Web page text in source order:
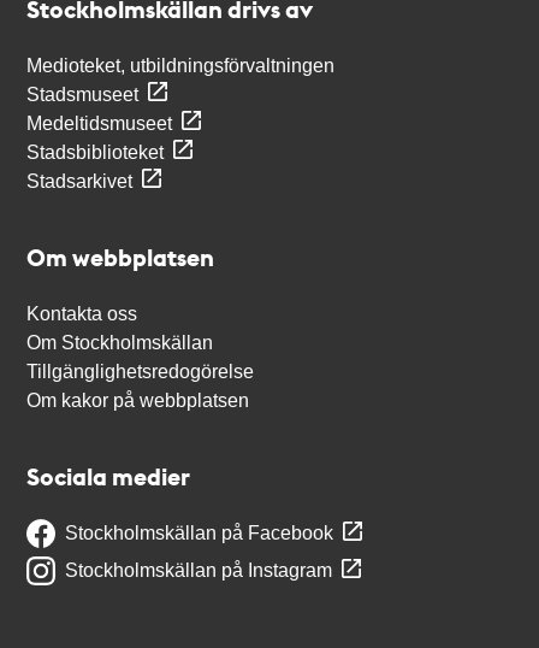
Stockholmskällan drivs av
Medioteket, utbildningsförvaltningen
Stadsmuseet
Medeltidsmuseet
Stadsbiblioteket
Stadsarkivet
Om webbplatsen
Kontakta oss
Om Stockholmskällan
Tillgänglighetsredogörelse
Om kakor på webbplatsen
Sociala medier
Stockholmskällan på Facebook
Stockholmskällan på Instagram